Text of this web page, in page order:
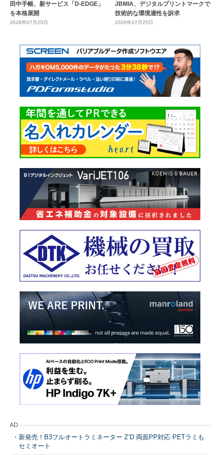
田中手帳、新サービス「D-EDGE」
を本格展開
2026年07月25日
JBMIA、デジタルプリントマークで
技術的な環境適性を訴求
2026年07月25日
AD
新発売！B3フルオートラミネーター Z’D 両面PP対応 PETラミも
セミオート